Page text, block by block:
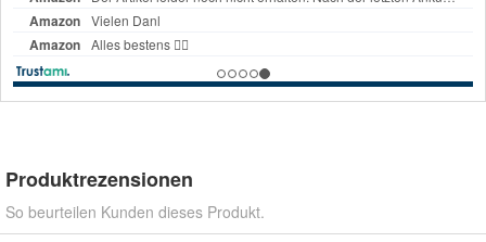
Produktrezensionen
So beurteilen Kunden dieses Produkt.